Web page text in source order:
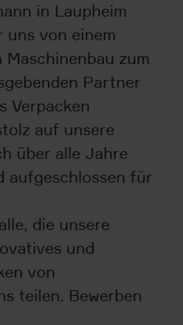
in Laupheim
uns von einem
zum
Partner
Verpacken
auf unsere
über alle Jahre
aufgeschlossen für
die unsere
und
von
teilen. Bewerben